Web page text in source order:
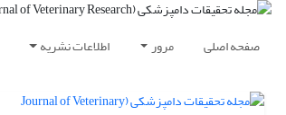
صفحه اصلی مرور اطلاعات نشریه